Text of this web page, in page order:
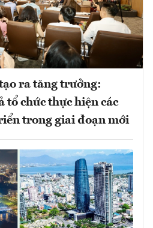
ra tăng trưởng:
tổ chức thực hiện các
trong giai đoạn mới